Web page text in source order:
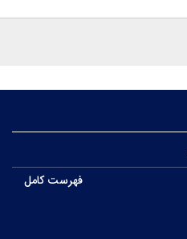
فهرست کامل